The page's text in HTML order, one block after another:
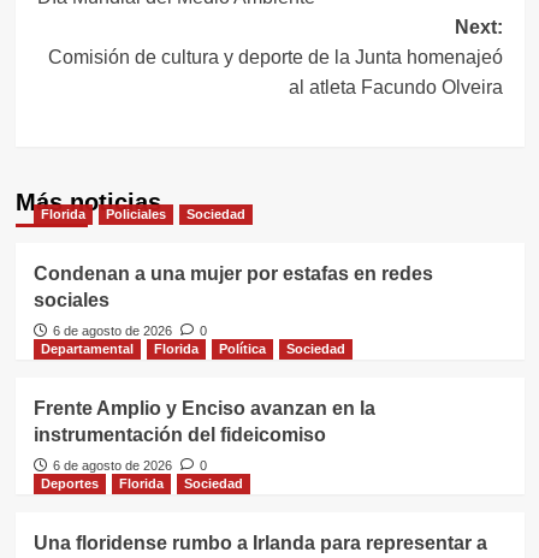
Next:
Comisión de cultura y deporte de la Junta homenajeó
al atleta Facundo Olveira
Más noticias
Florida Policiales Sociedad
Condenan a una mujer por estafas en redes
sociales
6 de agosto de 2026
0
Departamental
Florida Política Sociedad
Frente Amplio y Enciso avanzan en la
instrumentación del fideicomiso
6 de agosto de 2026
0
Deportes
Florida Sociedad
Una floridense rumbo a Irlanda para representar a